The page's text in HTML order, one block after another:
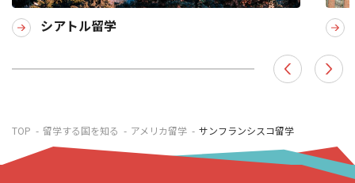
シアトル留学
TOP 留学する国を知る アメリカ留学 サンフランシスコ留学